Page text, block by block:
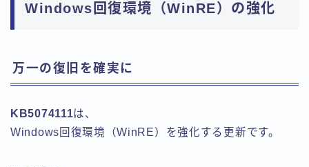
Windows回復環境（WinRE）の強化
万一の復旧を確実に
KB5074111は、
Windows回復環境（WinRE）を強化する更新です。